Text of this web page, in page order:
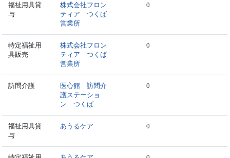
福祉用具貸
与
株式会社フロン
ティア つくば
営業所
0
特定福祉用
具販売
株式会社フロン
ティア つくば
営業所
0
訪問介護
医心館 訪問介
護ステーショ
ン つくば
0
福祉用具貸
与
あうるケア 0